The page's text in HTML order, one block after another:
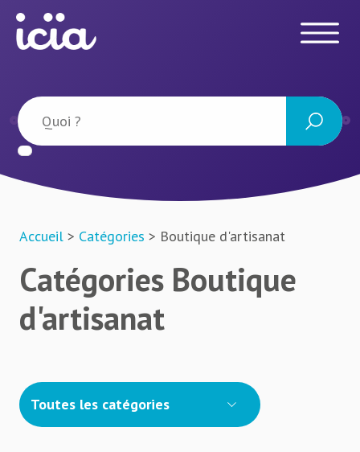
Accueil > Catégories > Boutique d'artisanat
Catégories Boutique
d'artisanat
Toutes les catégories